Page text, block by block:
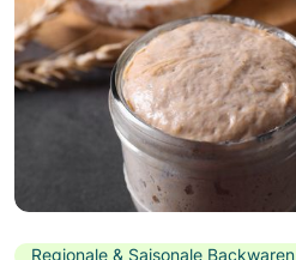
Regionale & Saisonale Backwaren